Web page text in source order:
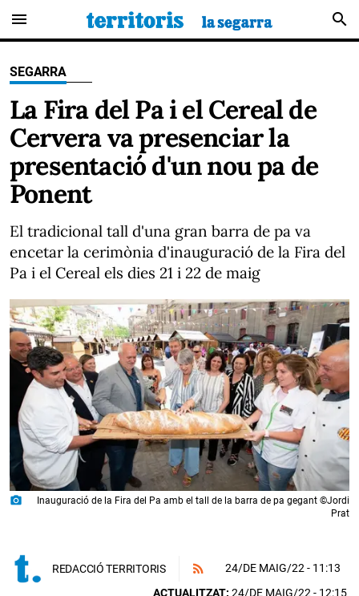
menu search
SEGARRA
La Fira del Pa i el Cereal de
Cervera va presenciar la
presentació d'un nou pa de
Ponent
El tradicional tall d'una gran barra de pa va
encetar la cerimònia d'inauguració de la Fira del
Pa i el Cereal els dies 21 i 22 de maig
photo_camera
Inauguració de la Fira del Pa amb el tall de la barra de pa gegant ©Jordi
Prat
REDACCIÓ TERRITORIS 24/DE MAIG/22 - 11:13
ACTUALITZAT: 24/DE MAIG/22 - 12:15